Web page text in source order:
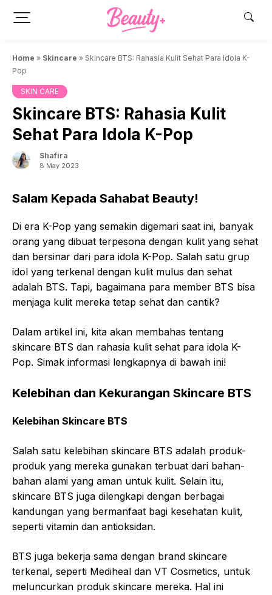
Home » Skincare » Skincare BTS: Rahasia Kulit Sehat Para Idola K-
Pop
SKIN CARE
Skincare BTS: Rahasia Kulit
Sehat Para Idola K-Pop
Shafira
8 May 2023
Salam Kepada Sahabat Beauty!
Di era K-Pop yang semakin digemari saat ini, banyak
orang yang dibuat terpesona dengan kulit yang sehat
dan bersinar dari para idola K-Pop. Salah satu grup
idol yang terkenal dengan kulit mulus dan sehat
adalah BTS. Tapi, bagaimana para member BTS bisa
menjaga kulit mereka tetap sehat dan cantik?
Dalam artikel ini, kita akan membahas tentang
skincare BTS dan rahasia kulit sehat para idola K-
Pop. Simak informasi lengkapnya di bawah ini!
Kelebihan dan Kekurangan Skincare BTS
Kelebihan Skincare BTS
Salah satu kelebihan skincare BTS adalah produk-
produk yang mereka gunakan terbuat dari bahan-
bahan alami yang aman untuk kulit. Selain itu,
skincare BTS juga dilengkapi dengan berbagai
kandungan yang bermanfaat bagi kesehatan kulit,
seperti vitamin dan antioksidan.
BTS juga bekerja sama dengan brand skincare
terkenal, seperti Mediheal dan VT Cosmetics, untuk
meluncurkan produk skincare mereka. Hal ini